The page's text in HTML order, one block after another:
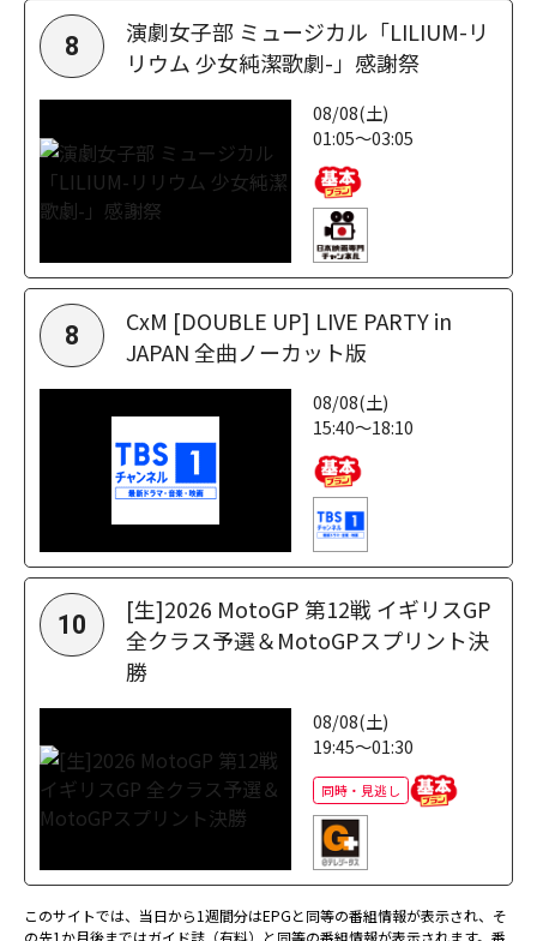
8
演劇女子部 ミュージカル「LILIUM-リ
リウム 少女純潔歌劇-」感謝祭
08/08(土)
01:05～03:05
8
CxM [DOUBLE UP] LIVE PARTY in
JAPAN 全曲ノーカット版
08/08(土)
15:40～18:10
10
[生]2026 MotoGP 第12戦 イギリスGP
全クラス予選＆MotoGPスプリント決
勝
08/08(土)
19:45～01:30
同時・見逃し
このサイトでは、当日から1週間分はEPGと同等の番組情報が表示され、そ
の先1か月後まではガイド誌（有料）と同等の番組情報が表示されます。番